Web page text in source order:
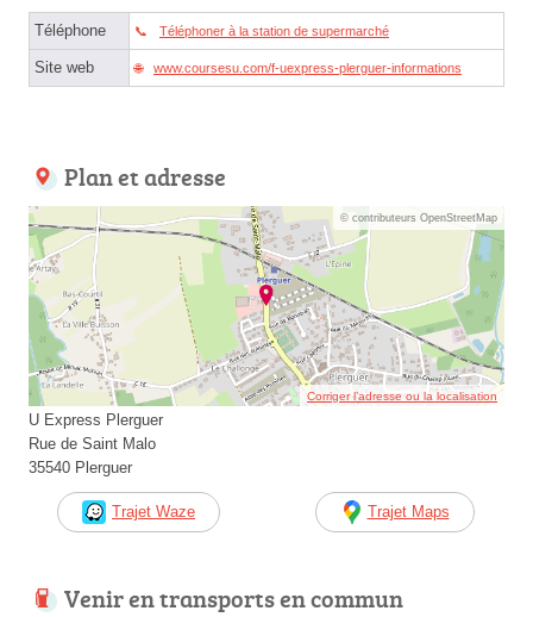
Téléphone Téléphoner à la station de supermarché
Site web www.coursesu.com/f-uexpress-plerguer-informations
Plan et adresse
© contributeurs OpenStreetMap
Corriger l’adresse ou la localisation
U Express Plerguer
Rue de Saint Malo
35540 Plerguer
Trajet Waze Trajet Maps
Venir en transports en commun